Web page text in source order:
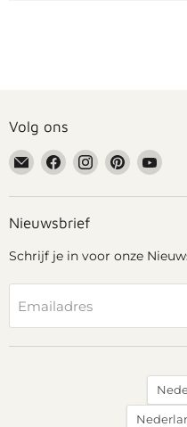
Volg ons
Email
Grennn
Vind
ons
op
Facebook
Vind
ons
op
Vind
ons
op
Vind
op
Nieuwsbrief
Schrijf je in voor onze
Emailadres
Taal
Land